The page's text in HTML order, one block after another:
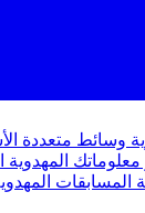
الأسئلة والأجوبة
الطفولة
التقويم